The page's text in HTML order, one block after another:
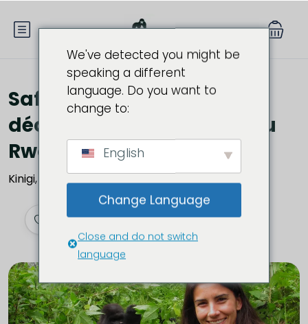
Safari de 2 jours à la
découverte des gorilles au
Rwanda
Kinigi, Au Rwanda
We've detected you might be
speaking a different
language. Do you want to
change to:
English
Change Language
Close and do not switch
language